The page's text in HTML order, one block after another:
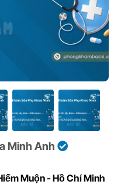
Minh Anh
Muộn - Hồ Chí Minh